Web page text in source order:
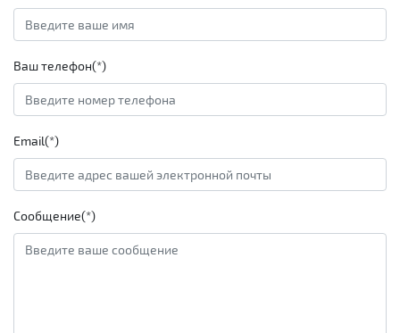
Ваш телефон(*)
Email(*)
Сообщение(*)